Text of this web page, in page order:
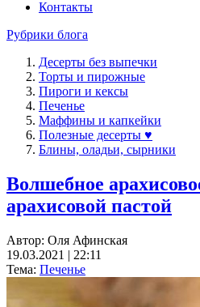
Контакты
Рубрики блога
Десерты без выпечки
Торты и пирожные
Пироги и кексы
Печенье
Маффины и капкейки
Полезные десерты ♥
Блины, оладьи, сырники
Волшебное
арахисовой пастой
Автор: Оля Афинская
19.03.2021 | 22:11
Тема: Печенье